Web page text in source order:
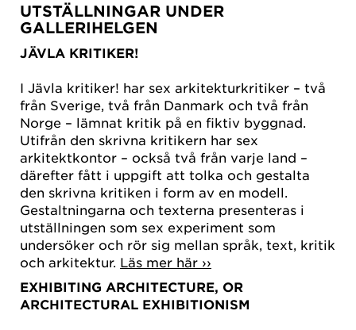
UTSTÄLLNINGAR UNDER
GALLERIHELGEN
JÄVLA KRITIKER!
I Jävla kritiker! har sex arkitekturkritiker – två
från Sverige, två från Danmark och två från
Norge – lämnat kritik på en fiktiv byggnad.
Utifrån den skrivna kritikern har sex
arkitektkontor – också två från varje land –
därefter fått i uppgift att tolka och gestalta
den skrivna kritiken i form av en modell.
Gestaltningarna och texterna presenteras i
utställningen som sex experiment som
undersöker och rör sig mellan språk, text, kritik
och arkitektur. Läs mer här ››
EXHIBITING ARCHITECTURE, OR
ARCHITECTURAL EXHIBITIONISM